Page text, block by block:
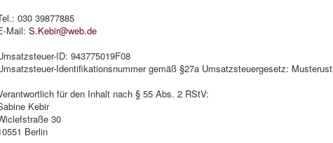
030 39877885
Mail: S.Kebir@web.de
ID: 943775019F08
Identifikationsnummer gemäß §27a Umsatzsteuergesetz:
für den Inhalt nach § 55 Abs. 2 RStV:
Kebir
30
Berlin